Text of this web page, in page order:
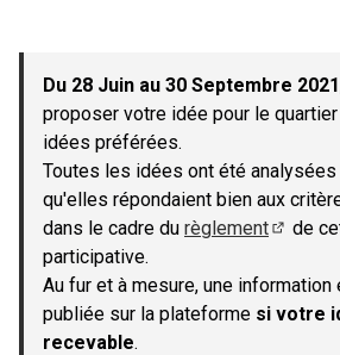
−
Du 28 Juin au 30 Septembre 2021
proposer votre idée pour le
idées préférées.
Toutes les idées ont été
qu'elles répondaient bien aux
dans le cadre du règlement
de
participative.
Au fur et à mesure, une
publiée sur la plateforme si votre
recevable.